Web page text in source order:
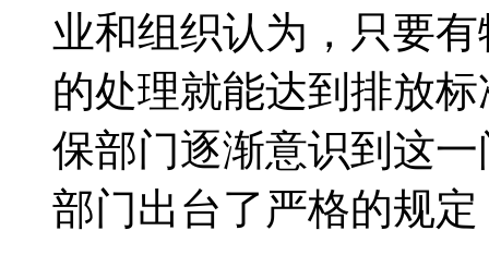
业和组织认为，只要
的处理就能达到排放
保部门逐渐意识到这
部门出台了严格的规